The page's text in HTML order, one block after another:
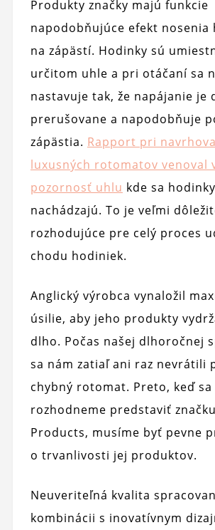
Produkty značky majú funkcie
napodobňujúce efekt nosenia
na zápästí. Hodinky sú
určitom uhle a pri otáčaní sa
nastavuje tak, že napájanie je
prerušovane a napodobňuje
zápästia. Rapport pri
luxusných rotomatov venoval
pozornosť uhlu kde sa hodinky
nachádzajú. To je veľmi
rozhodujúce pre celý proces
chodu hodiniek.
Anglický výrobca vynaložil
úsilie, aby jeho produkty
dlho. Počas našej dlhoročnej
sa nám zatiaľ ani raz nevrátili
chybný rotomat. Preto, keď sa
rozhodneme predstaviť
Products, musíme byť pevne
o trvanlivosti jej produktov.
Neuveriteľná kvalita
kombinácii s inovatívnym